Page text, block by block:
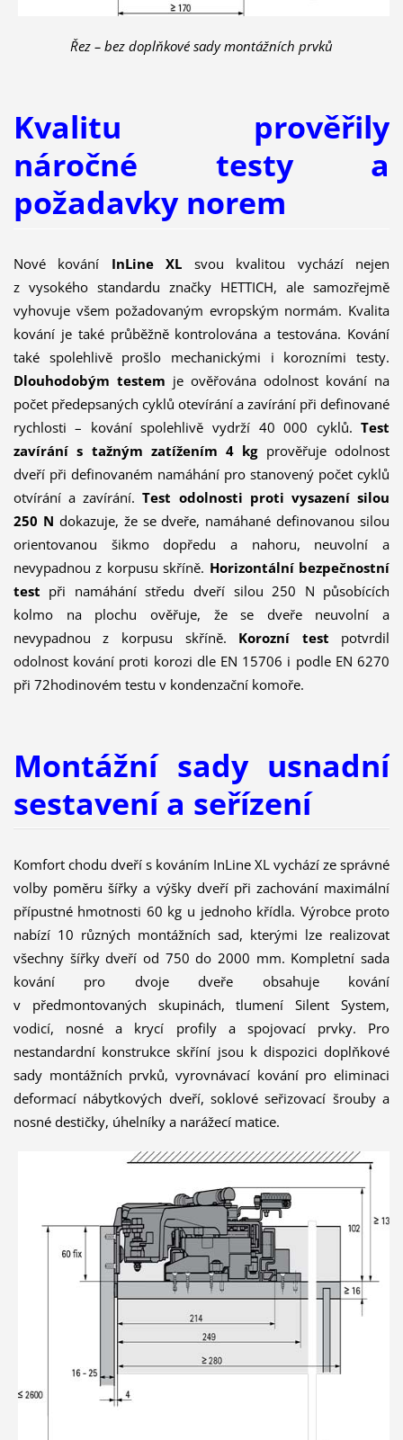
Řez – bez doplňkové sady montážních prvků
Kvalitu prověřily
náročné testy a
požadavky norem
Nové kování InLine XL svou kvalitou vychází nejen
z vysokého standardu značky HETTICH, ale samozřejmě
vyhovuje všem požadovaným evropským normám. Kvalita
kování je také průběžně kontrolována a testována. Kování
také spolehlivě prošlo mechanickými i korozními testy.
Dlouhodobým testem je ověřována odolnost kování na
počet předepsaných cyklů otevírání a zavírání při definované
rychlosti – kování spolehlivě vydrží 40 000 cyklů.Test
zavírání s tažným zatížením 4 kgprověřuje odolnost
dveří při definovaném namáhání pro stanovený počet cyklů
otvírání a zavírání.Test odolnosti proti vysazení silou
250 N dokazuje, že se dveře, namáhané definovanou silou
orientovanou šikmo dopředu a nahoru, neuvolní a
nevypadnou z korpusu skříně. Horizontální bezpečnostní
test při namáhání středu dveří silou 250 N působících
kolmo na plochu ověřuje, že se dveře neuvolní a
nevypadnou z korpusu skříně. Korozní test potvrdil
odolnost kování proti korozi dle EN 15706 i podle EN 6270
při 72hodinovém testu v kondenzační komoře.
Montážní sady usnadní
sestavení a seřízení
Komfort chodu dveří s kováním InLine XL vychází ze správné
volby poměru šířky a výšky dveří při zachování maximální
přípustné hmotnosti 60 kg u jednoho křídla. Výrobce proto
nabízí 10 různých montážních sad, kterými lze realizovat
všechny šířky dveří od 750 do 2000 mm. Kompletní sada
kování pro dvoje dveře obsahuje kování
v předmontovaných skupinách, tlumení Silent System,
vodicí, nosné a krycí profily a spojovací prvky. Pro
nestandardní konstrukce skříní jsou k dispozici doplňkové
sady montážních prvků, vyrovnávací kování pro eliminaci
deformací nábytkových dveří, soklové seřizovací šrouby a
nosné destičky, úhelníky a narážecí matice.